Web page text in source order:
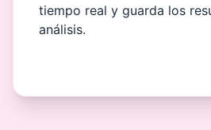
tiempo real y guarda los
análisis.